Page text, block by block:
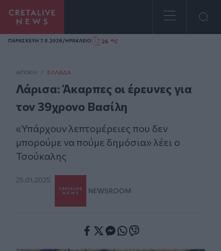
Homepage
ΠΑΡΑΣΚΕΥΗ 7.8.2026/ΗΡΑΚΛΕΙΟ 26 °C
ΑΡΧΙΚΗ / ΕΛΛΆΔΑ
Λάρισα: Άκαρπες οι έρευνες για
τον 39χρονο Bασίλη
«Υπάρχουν λεπτομέρειες που δεν
μπορούμε να πούμε δημόσια» λέει ο
Τσούκαλης
25.01.2025
NEWSROOM